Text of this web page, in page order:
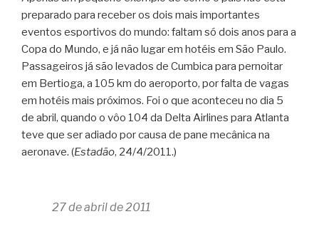
preparado para receber os dois mais importantes
eventos esportivos do mundo: faltam só dois anos para a
Copa do Mundo, e já não lugar em hotéis em São Paulo.
Passageiros já são levados de Cumbica para pernoitar
em Bertioga, a 105 km do aeroporto, por falta de vagas
em hotéis mais próximos. Foi o que aconteceu no dia 5
de abril, quando o vôo 104 da Delta Airlines para Atlanta
teve que ser adiado por causa de pane mecânica na
aeronave. (Estadão, 24/4/2011.)
27 de abril de 2011